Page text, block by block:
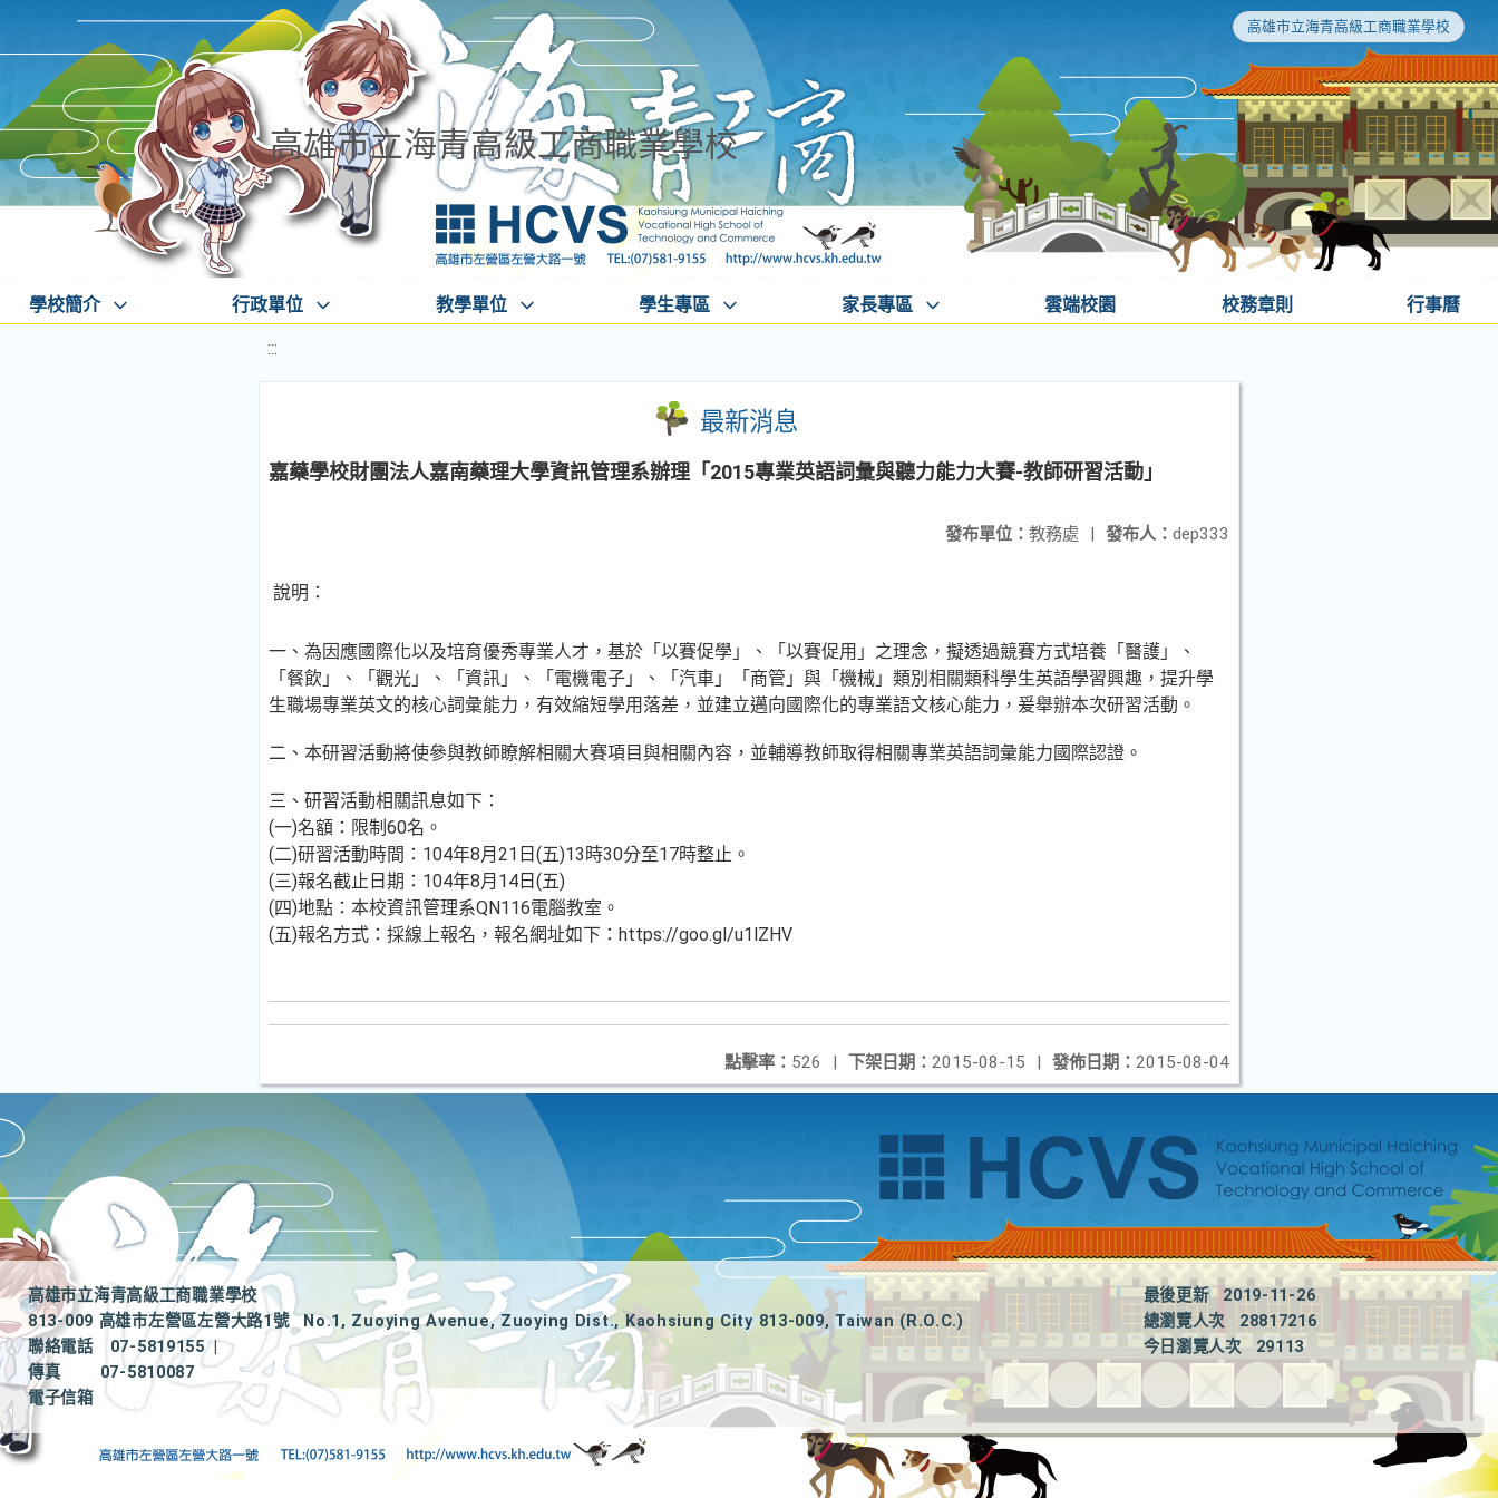
高雄市立海青高級工商職業學校
高雄市立海青高級工商職業學校
學校簡介 行政單位 教學單位 學生專區 家長專區 雲端校園 校務章則 行事曆
:::
最新消息
嘉藥學校財團法人嘉南藥理大學資訊管理系辦理「2015專業英語詞彙與聽力能力大賽-教師研習活動」
發布人： dep333
發布單位： 教務處 |
說明：
一、為因應國際化以及培育優秀專業人才，基於「以賽促學」、「以賽促用」之理念，擬透過競賽方式培養「醫護」、
「餐飲」、「觀光」、「資訊」、「電機電子」、「汽車」「商管」與「機械」類別相關類科學生英語學習興趣，提升學
生職場專業英文的核心詞彙能力，有效縮短學用落差，並建立邁向國際化的專業語文核心能力，爰舉辦本次研習活動。
二、本研習活動將使參與教師瞭解相關大賽項目與相關內容，並輔導教師取得相關專業英語詞彙能力國際認證。
三、研習活動相關訊息如下：
(一)名額：限制60名。
(二)研習活動時間：104年8月21日(五)13時30分至17時整止。
(三)報名截止日期：104年8月14日(五)
(四)地點：本校資訊管理系QN116電腦教室。
(五)報名方式：採線上報名，報名網址如下：https://goo.gl/u1lZHV
發佈日期： 2015-08-04
下架日期： 2015-08-15 |
點擊率： 526 |
高雄市立海青高級工商職業學校
813-009 高雄市左營區左營大路1號
No.1, Zuoying Avenue, Zuoying Dist., Kaohsiung City 813-009, Taiwan (R.O.C.)
聯絡電話
07-5819155
|
傳真
07-5810087
電子信箱
最後更新
2019-11-26
總瀏覽人次
28817216
今日瀏覽人次
29113